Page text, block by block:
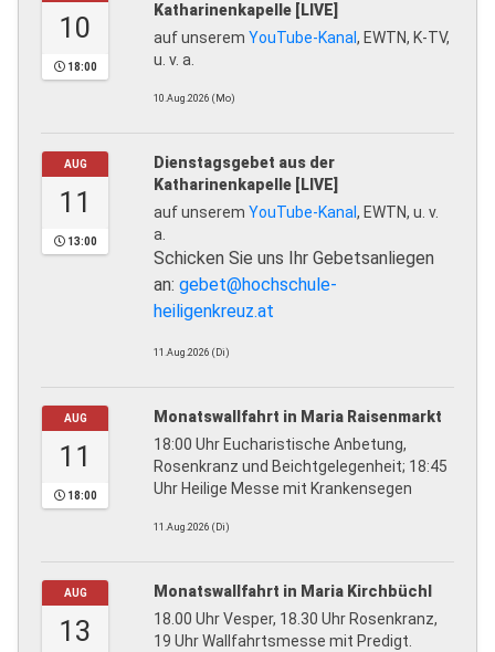
10
18:00
Katharinenkapelle [LIVE]
auf unserem YouTube-Kanal, EWTN, K-TV,
u. v. a.
10.Aug.2026 (Mo)
AUG
11
13:00
Dienstagsgebet aus der
Katharinenkapelle [LIVE]
auf unserem YouTube-Kanal, EWTN, u. v.
a.
Schicken Sie uns Ihr Gebetsanliegen
an: gebet@hochschule-
heiligenkreuz.at
11.Aug.2026 (Di)
AUG
11
18:00
Monatswallfahrt in Maria Raisenmarkt
18:00 Uhr Eucharistische Anbetung,
Rosenkranz und Beichtgelegenheit; 18:45
Uhr Heilige Messe mit Krankensegen
11.Aug.2026 (Di)
AUG
13
Monatswallfahrt in Maria Kirchbüchl
18.00 Uhr Vesper, 18.30 Uhr Rosenkranz,
19 Uhr Wallfahrtsmesse mit Predigt.